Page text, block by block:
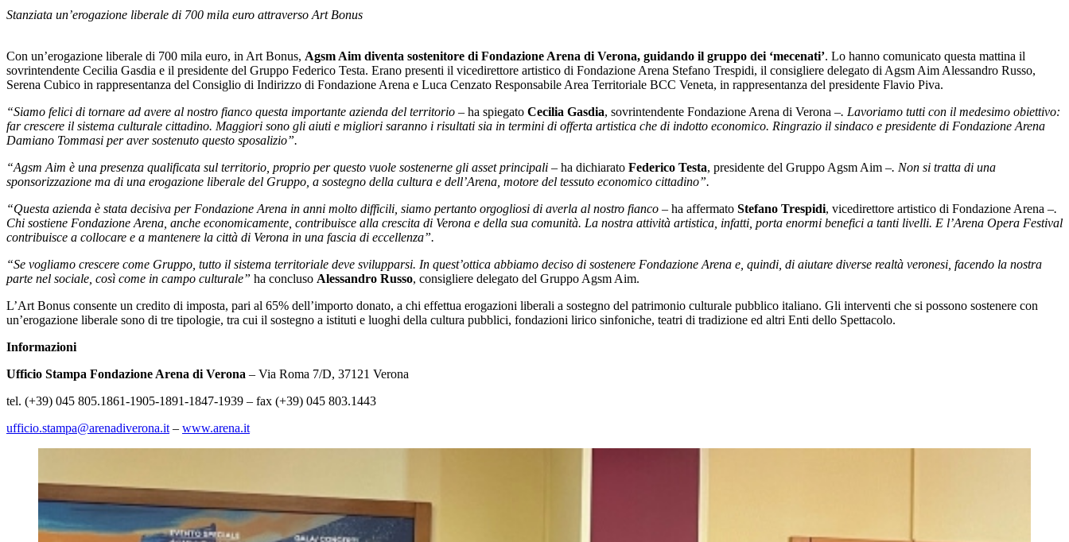
Stanziata un’erogazione liberale di 700 mila euro attraverso Art Bonus
Con un’erogazione liberale di 700 mila euro, in Art Bonus, Agsm Aim diventa sostenitore di Fondazione Arena di Verona, guidando il gruppo dei ‘mecenati’. Lo hanno comunicato questa mattina il
sovrintendente Cecilia Gasdia e il presidente del Gruppo Federico Testa. Erano presenti il vicedirettore artistico di Fondazione Arena Stefano Trespidi, il consigliere delegato di Agsm Aim Alessandro Russo,
Serena Cubico in rappresentanza del Consiglio di Indirizzo di Fondazione Arena e Luca Cenzato Responsabile Area Territoriale BCC Veneta, in rappresentanza del presidente Flavio Piva.
“Siamo felici di tornare ad avere al nostro fianco questa importante azienda del territorio – ha spiegato Cecilia Gasdia, sovrintendente Fondazione Arena di Verona –. Lavoriamo tutti con il medesimo obiettivo:
far crescere il sistema culturale cittadino. Maggiori sono gli aiuti e migliori saranno i risultati sia in termini di offerta artistica che di indotto economico. Ringrazio il sindaco e presidente di Fondazione Arena
Damiano Tommasi per aver sostenuto questo sposalizio”.
“Agsm Aim è una presenza qualificata sul territorio, proprio per questo vuole sostenerne gli asset principali – ha dichiarato Federico Testa, presidente del Gruppo Agsm Aim –. Non si tratta di una
sponsorizzazione ma di una erogazione liberale del Gruppo, a sostegno della cultura e dell’Arena, motore del tessuto economico cittadino”.
“Questa azienda è stata decisiva per Fondazione Arena in anni molto difficili, siamo pertanto orgogliosi di averla al nostro fianco – ha affermato Stefano Trespidi, vicedirettore artistico di Fondazione Arena –.
Chi sostiene Fondazione Arena, anche economicamente, contribuisce alla crescita di Verona e della sua comunità. La nostra attività artistica, infatti, porta enormi benefici a tanti livelli. E l’Arena Opera Festival
contribuisce a collocare e a mantenere la città di Verona in una fascia di eccellenza”.
“Se vogliamo crescere come Gruppo, tutto il sistema territoriale deve svilupparsi. In quest’ottica abbiamo deciso di sostenere Fondazione Arena e, quindi, di aiutare diverse realtà veronesi, facendo la nostra
parte nel sociale, così come in campo culturale” ha concluso Alessandro Russo, consigliere delegato del Gruppo Agsm Aim.
L’Art Bonus consente un credito di imposta, pari al 65% dell’importo donato, a chi effettua erogazioni liberali a sostegno del patrimonio culturale pubblico italiano. Gli interventi che si possono sostenere con
un’erogazione liberale sono di tre tipologie, tra cui il sostegno a istituti e luoghi della cultura pubblici, fondazioni lirico sinfoniche, teatri di tradizione ed altri Enti dello Spettacolo.
Informazioni
Ufficio Stampa Fondazione Arena di Verona – Via Roma 7/D, 37121 Verona
tel. (+39) 045 805.1861-1905-1891-1847-1939 – fax (+39) 045 803.1443
ufficio.stampa@arenadiverona.it – www.arena.it